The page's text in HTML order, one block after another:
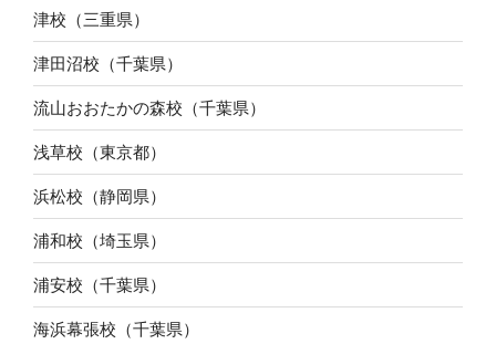
津校（三重県）
津田沼校（千葉県）
流山おおたかの森校（千葉県）
浅草校（東京都）
浜松校（静岡県）
浦和校（埼玉県）
浦安校（千葉県）
海浜幕張校（千葉県）